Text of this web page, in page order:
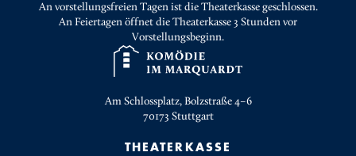
An vorstellungsfreien Tagen ist die Theaterkasse geschlossen.
An Feiertagen öffnet die Theaterkasse 3 Stunden vor
Vorstellungsbeginn.
Am Schlossplatz, Bolzstraße 4–6
70173 Stuttgart
THEATERKASSE